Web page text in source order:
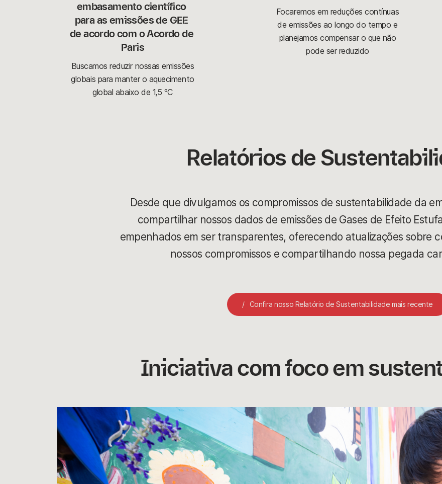
embasamento científico
para as emissões de GEE
de acordo com o Acordo de
Paris
Buscamos reduzir nossas emissões
globais para manter o aquecimento
global abaixo de 1,5 ºC
Focaremos em reduções contínuas
de emissões ao longo do tempo e
planejamos compensar o que não
pode ser reduzido
Relatórios de
Desde que divulgamos os compromissos de sustentabilidade da
compartilhar nossos dados de emissões de Gases de Efeito
empenhados em ser transparentes, oferecendo atualizações sobre
nossos compromissos e compartilhando nossa pegada
Confira nosso Relatório de Sustentabilidade mais recente
Iniciativa com foco em